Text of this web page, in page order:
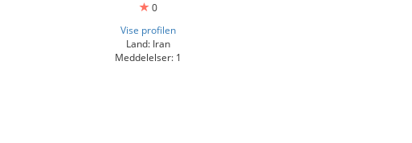
0
Vise profilen
Land: Iran
Meddelelser: 1